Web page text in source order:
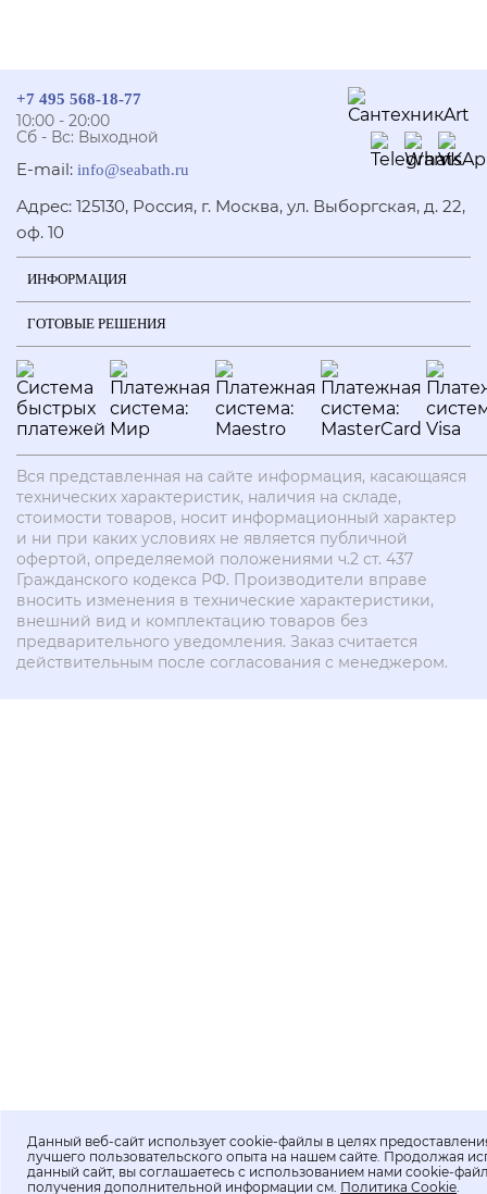
ГОТОВЫЕ РЕШЕНИЯ
ИНФОРМАЦИЯ
+7 495 568-18-77
E-mail: info@seabath.ru
Адрес: 125130, Россия, г. Москва, ул. Выборгская, д. 22,
оф. 10
10:00 - 20:00
Сб - Вс: Выходной
Вся представленная на сайте информация, касающаяся
технических характеристик, наличия на складе,
стоимости товаров, носит информационный характер
и ни при каких условиях не является публичной
офертой, определяемой положениями ч.2 ст. 437
Гражданского кодекса РФ. Производители вправе
вносить изменения в технические характеристики,
внешний вид и комплектацию товаров без
предварительного уведомления. Заказ считается
действительным после согласования с менеджером.
Данный веб-сайт использует cookie-файлы в целях
лучшего пользовательского опыта на нашем сайте. Продолжая
данный сайт, вы соглашаетесь с использованием нами cookie-
получения дополнительной информации см. Политика Cookie.